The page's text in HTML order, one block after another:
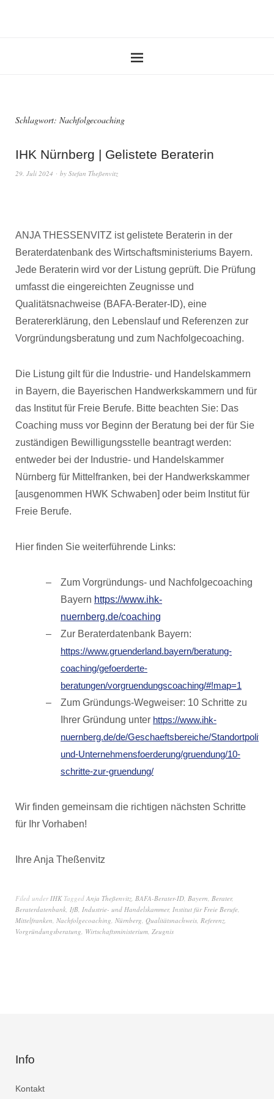
Schlagwort: Nachfolgecoaching
IHK Nürnberg | Gelistete Beraterin
29. Juli 2024 by Stefan Theßenvitz
ANJA THESSENVITZ ist gelistete Beraterin in der
Beraterdatenbank des Wirtschaftsministeriums Bayern.
Jede Beraterin wird vor der Listung geprüft. Die Prüfung
umfasst die eingereichten Zeugnisse und
Qualitätsnachweise (BAFA-Berater-ID), eine
Beratererklärung, den Lebenslauf und Referenzen zur
Vorgründungsberatung und zum Nachfolgecoaching.
Die Listung gilt für die Industrie- und Handelskammern
in Bayern, die Bayerischen Handwerkskammern und für
das Institut für Freie Berufe. Bitte beachten Sie: Das
Coaching muss vor Beginn der Beratung bei der für Sie
zuständigen Bewilligungsstelle beantragt werden:
entweder bei der Industrie- und Handelskammer
Nürnberg für Mittelfranken, bei der Handwerkskammer
[ausgenommen HWK Schwaben] oder beim Institut für
Freie Berufe.
Hier finden Sie weiterführende Links:
Zum Vorgründungs- und Nachfolgecoaching
Bayern https://www.ihk-
nuernberg.de/coaching
Zur Beraterdatenbank Bayern:
https://www.gruenderland.bayern/beratung-
coaching/gefoerderte-
beratungen/vorgruendungscoaching/#!map=1
Zum Gründungs-Wegweiser: 10 Schritte zu
Ihrer Gründung unter https://www.ihk-
nuernberg.de/de/Geschaeftsbereiche/Standortpolitik-
und-Unternehmensfoerderung/gruendung/10-
schritte-zur-gruendung/
Wir finden gemeinsam die richtigen nächsten Schritte
für Ihr Vorhaben!
Ihre Anja Theßenvitz
Filed underIHK Tagged Anja Theßenvitz, BAFA-Berater-ID, Bayern, Berater,
Beraterdatenbank, IfB, Industrie- und Handelskammer, Institut für Freie Berufe,
Mittelfranken, Nachfolgecoaching, Nürnberg, Qualitätsnachweis, Referenz,
Vorgründungsberatung, Wirtschaftsministerium, Zeugnis
Info
Kontakt